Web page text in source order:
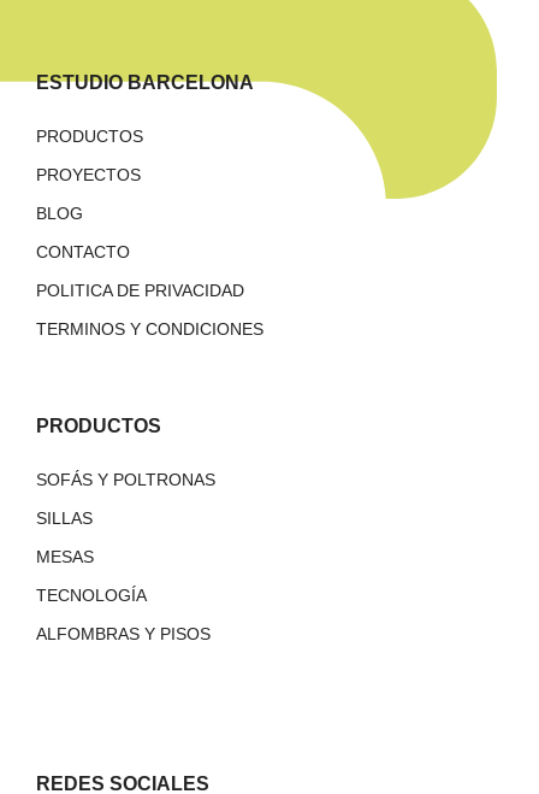
ESTUDIO BARCELONA
PRODUCTOS
PROYECTOS
BLOG
CONTACTO
POLITICA DE PRIVACIDAD
TERMINOS Y CONDICIONES
PRODUCTOS
SOFÁS Y POLTRONAS
SILLAS
MESAS
TECNOLOGÍA
ALFOMBRAS Y PISOS
REDES SOCIALES